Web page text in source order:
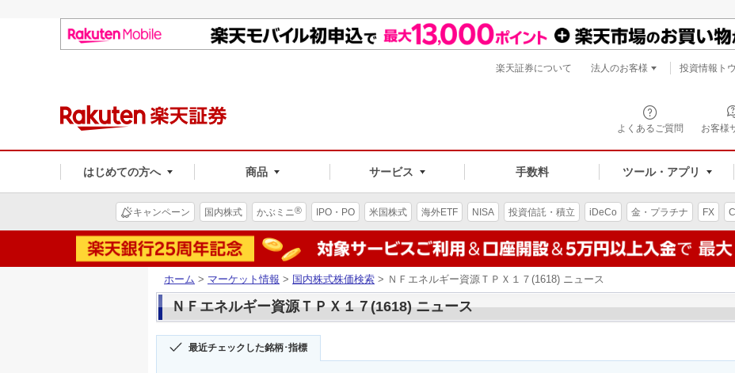
よくあるご質問 お客様
はじめての方へ 商品 サービス 手数料 ツール・アプリ
楽天証券について 法人のお客様 投資情報ト
キャンペーン 国内株式 かぶミニ® IPO・PO 米国株式 海外ETF NISA 投資信託・積立 iDeCo 金・プラチナ FX
ホーム > マーケット情報 > 国内株式株価検索 > ＮＦエネルギー資源ＴＰＸ１７(1618) ニュース
ＮＦエネルギー資源ＴＰＸ１７(1618) ニュース
最近チェックした銘柄･指標